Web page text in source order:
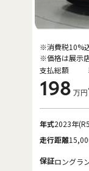
支払総額
198 万円
※消費税10%
※価格は展示
年式2023年
走行距離
保証ロングラ